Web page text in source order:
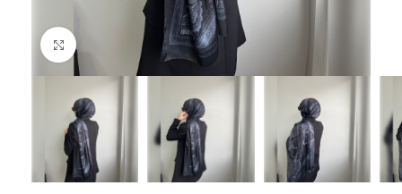
Büyütmek için tıklayın